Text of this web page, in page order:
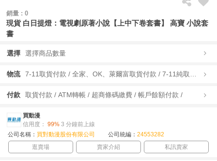
銷量 : 0
現貨 白日提燈：電視劇原著小說【上中下卷套書】 高寶 小說套
書
選擇 選擇商品數量
物流
付款 取貨付款 / ATM轉帳 / 超商條碼繳費 / 帳戶餘額付款 /
買動漫
信用度： 99% 3 分鐘前上線
公司名稱： 買對動漫股份有限公司 公司統編： 24553282
逛賣場
賣家介紹 私訊賣家